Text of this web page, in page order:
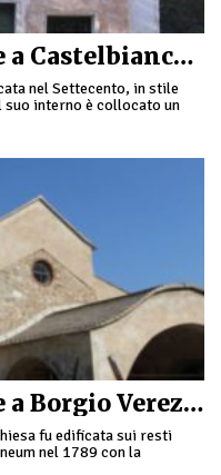
Architetture religiose a Castelbianco e dintorni
nel Settecento, in stile
interno è collocato un
Architetture religiose a Borgio Verezzi
fu edificata sui resti
nel 1789 con la